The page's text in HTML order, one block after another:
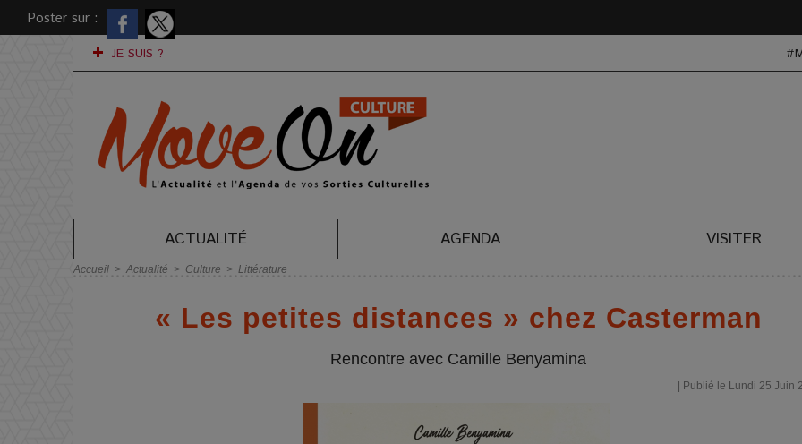
Poster sur :
JE SUIS ?
ACTUALITÉ AGENDA VISITER
Accueil > Actualité > Culture > Littérature
« Les petites distances » chez Casterman
Rencontre avec Camille Benyamina
| Publié le Lundi 25 Juin